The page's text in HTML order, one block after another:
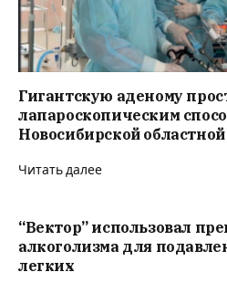
Гигантскую аденому
лапароскопическим
Новосибирской
Читать далее
“Вектор” использовал
алкоголизма для
легких